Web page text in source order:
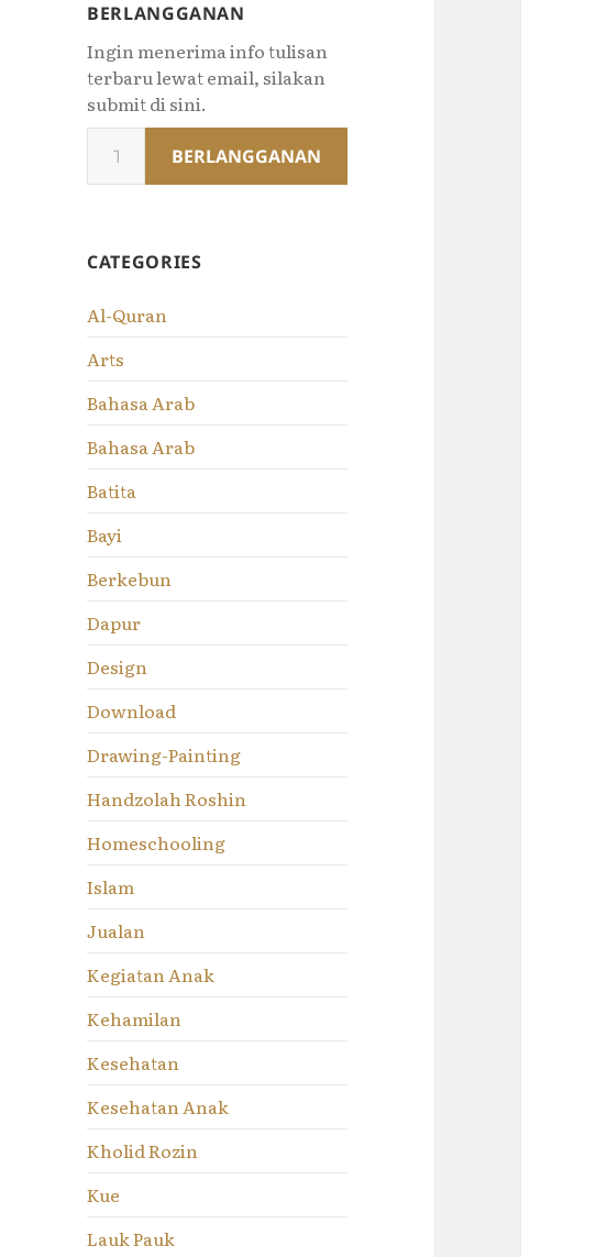
BERLANGGANAN
Ingin menerima info tulisan
terbaru lewat email, silakan
submit di sini.
your
email…
BERLANGGANAN
CATEGORIES
Al-Quran
Arts
Bahasa Arab
Bahasa Arab
Batita
Bayi
Berkebun
Dapur
Design
Download
Drawing-Painting
Handzolah Roshin
Homeschooling
Islam
Jualan
Kegiatan Anak
Kehamilan
Kesehatan
Kesehatan Anak
Kholid Rozin
Kue
Lauk Pauk